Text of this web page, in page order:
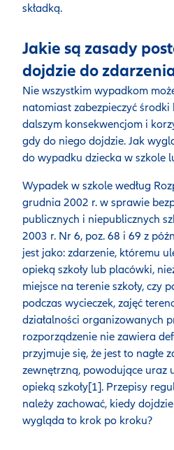
składką.
Jakie są zasady
dojdzie do
Nie wszystkim wypadkom
natomiast zabezpieczyć
dalszym konsekwencjom i
gdy do niego dojdzie. Jak
do wypadku dziecka w szkole
Wypadek w szkole według
grudnia 2002 r. w sprawie
publicznych i niepublicznych
2003 r. Nr 6, poz. 68 i 69 z
jest jako: zdarzenie, któremu
opieką szkoły lub placówki,
miejsce na terenie szkoły, czy
podczas wycieczek, zajęć
działalności organizowanych
rozporządzenie nie zawiera
przyjmuje się, że jest to nagłe
zewnętrzną, powodujące uraz
opieką szkoły[1]. Przepisy
należy zachować, kiedy
wygląda to krok po kroku?